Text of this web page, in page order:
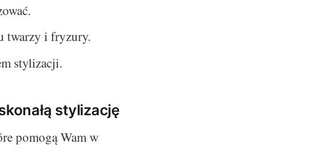
twarzy i fryzury.
stylizacji.
stylizację
pomogą Wam w